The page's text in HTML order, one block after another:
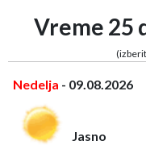
Vreme 25
Nedelja - 09.08.2026
Jasno